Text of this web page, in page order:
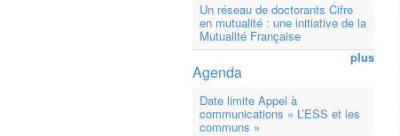
Un réseau de doctorants Cifre
en mutualité : une initiative de la
Mutualité Française
plus
Agenda
Date limite Appel à
communications « L’ESS et les
communs »